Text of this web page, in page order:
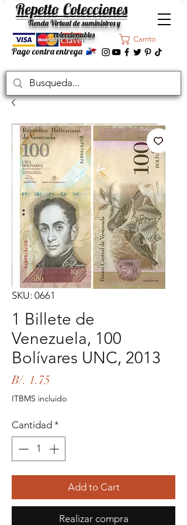
Carrito
Pago contra entrega
Repetto Colecciones
Tienda Virtual de suministros y
coleccionables
SKU: 0661
1 Billete de
Venezuela, 100
Bolívares UNC, 2013
B/. 1.75
ITBMS incluido
Cantidad *
Add to Cart
Realizar compra